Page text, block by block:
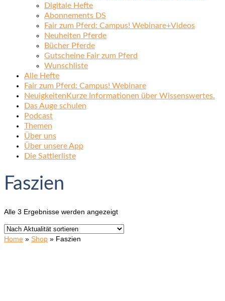
Digitale Hefte
Abonnements DS
Fair zum Pferd: Campus! Webinare+Videos
Neuheiten Pferde
Bücher Pferde
Gutscheine Fair zum Pferd
Wunschliste
Alle Hefte
Fair zum Pferd: Campus! Webinare
Neuigkeiten Kurze Informationen über Wissenswertes.
Das Auge schulen
Podcast
Themen
Über uns
Über unsere App
Die Sattlerliste
Faszien
Alle 3 Ergebnisse werden angezeigtNach
sortiert
Home » Shop » Faszien